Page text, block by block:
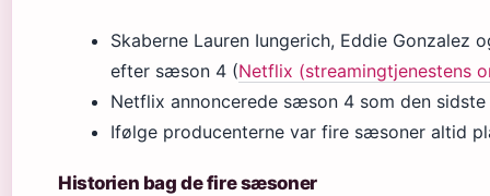
Skaberne Lauren Iungerich, Eddie
efter sæson 4 (Netflix (streamingtjenestens
Netflix annoncerede sæson 4 som den
Ifølge producenterne var fire sæsoner altid
Historien bag de fire sæsoner